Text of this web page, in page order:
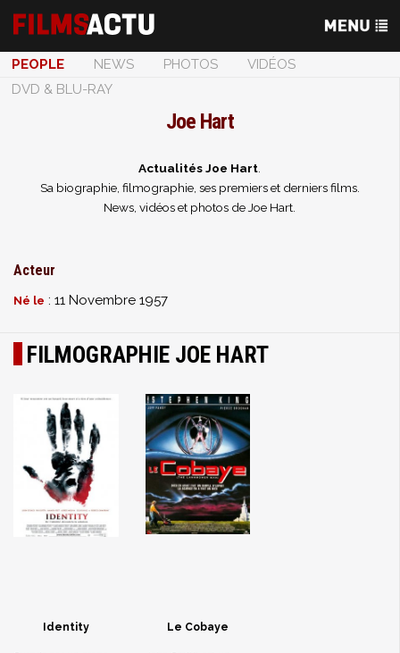
PEOPLE NEWS PHOTOS
VIDÉOS
DVD & BLU-RAY
Joe Hart
Actualités Joe Hart
Sa biographie, filmographie, ses premiers et derniers films.
News, vidéos et photos de Joe Hart.
Acteur
Né le : 11 Novembre 1957
FILMOGRAPHIE JOE HART
Identity Le Cobaye